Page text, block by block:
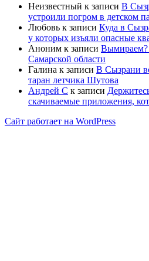
Неизвестный к записи В
устроили погром в детском
Любовь к записи Куда в
у которых изъяли опасные
Аноним к записи Вымираем?
Самарской области
Галина к записи В Сызрани
таран летчика Шутова
Андрей С к записи
скачиваемые приложения,
Сайт работает на WordPress